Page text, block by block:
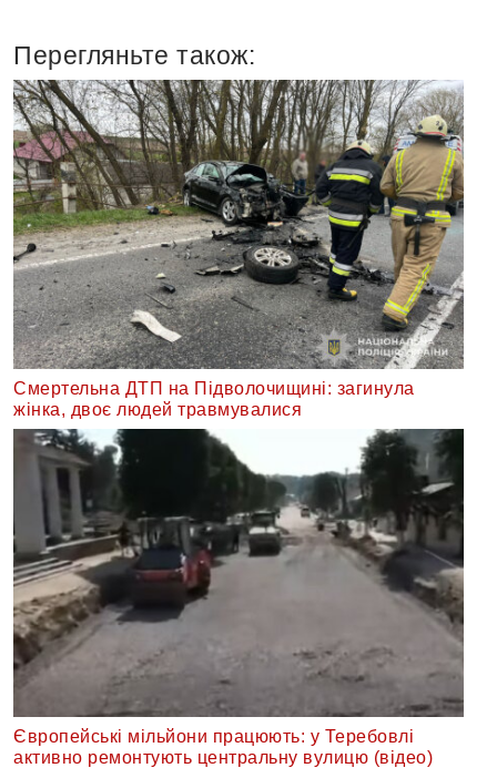
Перегляньте також:
Смертельна ДТП на Підволочищині: загинула
жінка, двоє людей травмувалися
Європейські мільйони працюють: у Теребовлі
активно ремонтують центральну вулицю (відео)